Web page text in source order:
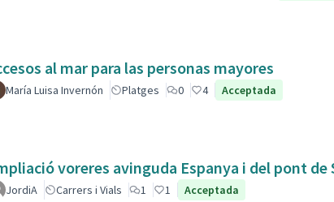
al mar para las personas mayores
María Luisa Invernón Platges 0 4 Acceptada
voreres avinguda Espanya i del pont de
JordiA Carrers i Vials 1 1 Acceptada